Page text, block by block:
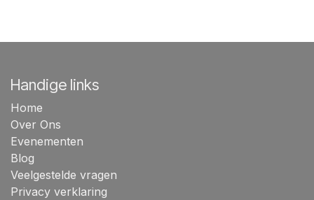
Handige links
Home
Over Ons
Evenementen
Blog
Veelgestelde vragen
Privacy verklaring